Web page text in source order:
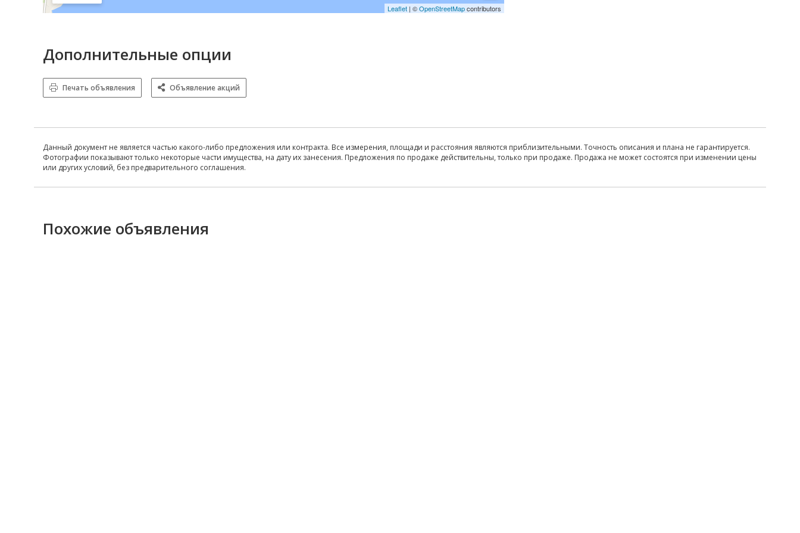
Leaflet | ©OpenStreetMapcontributors
Дополнительные опции
Печать объявления Объявление акций
Данный документ не является частью какого-либо предложения или контракта. Все измерения, площади и расстояния являются приблизительными. Точность описания и плана не гарантируется.
Фотографии показывают только некоторые части имущества, на дату их занесения. Предложения по продаже действительны, только при продаже. Продажа не может состоятся при изменении цены
или других условий, без предварительного соглашения.
Похожие объявления